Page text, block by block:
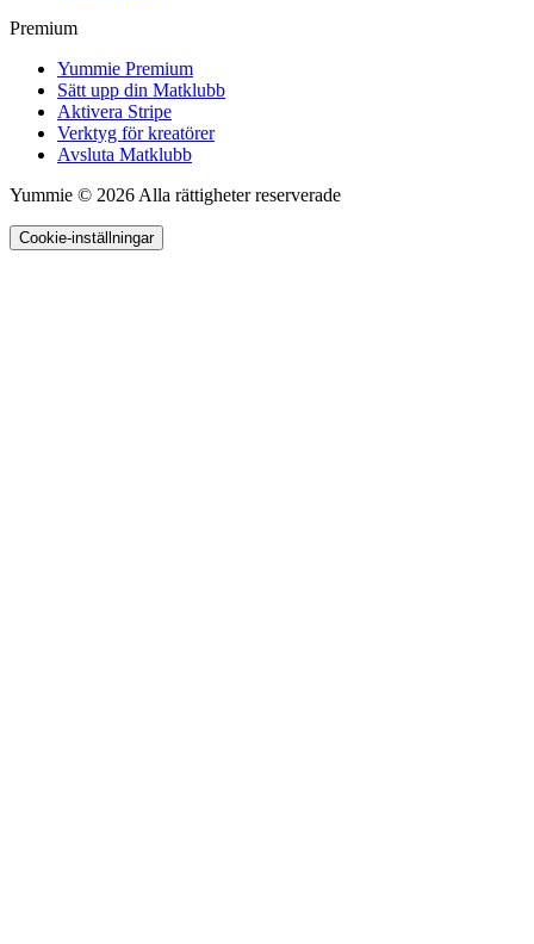
Premium
Yummie Premium
Sätt upp din Matklubb
Aktivera Stripe
Verktyg för kreatörer
Avsluta Matklubb
Yummie © 2026 Alla rättigheter reserverade
Cookie-inställningar